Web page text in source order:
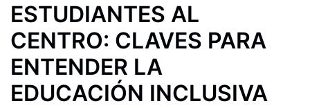
ESTUDIANTES AL
CENTRO: CLAVES PARA
ENTENDER LA
EDUCACIÓN INCLUSIVA